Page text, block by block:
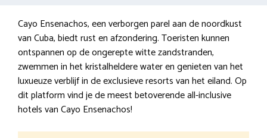
Cayo Ensenachos, een verborgen parel aan de noordkust
van Cuba, biedt rust en afzondering. Toeristen kunnen
ontspannen op de ongerepte witte zandstranden,
zwemmen in het kristalheldere water en genieten van het
luxueuze verblijf in de exclusieve resorts van het eiland. Op
dit platform vind je de meest betoverende all-inclusive
hotels van Cayo Ensenachos!